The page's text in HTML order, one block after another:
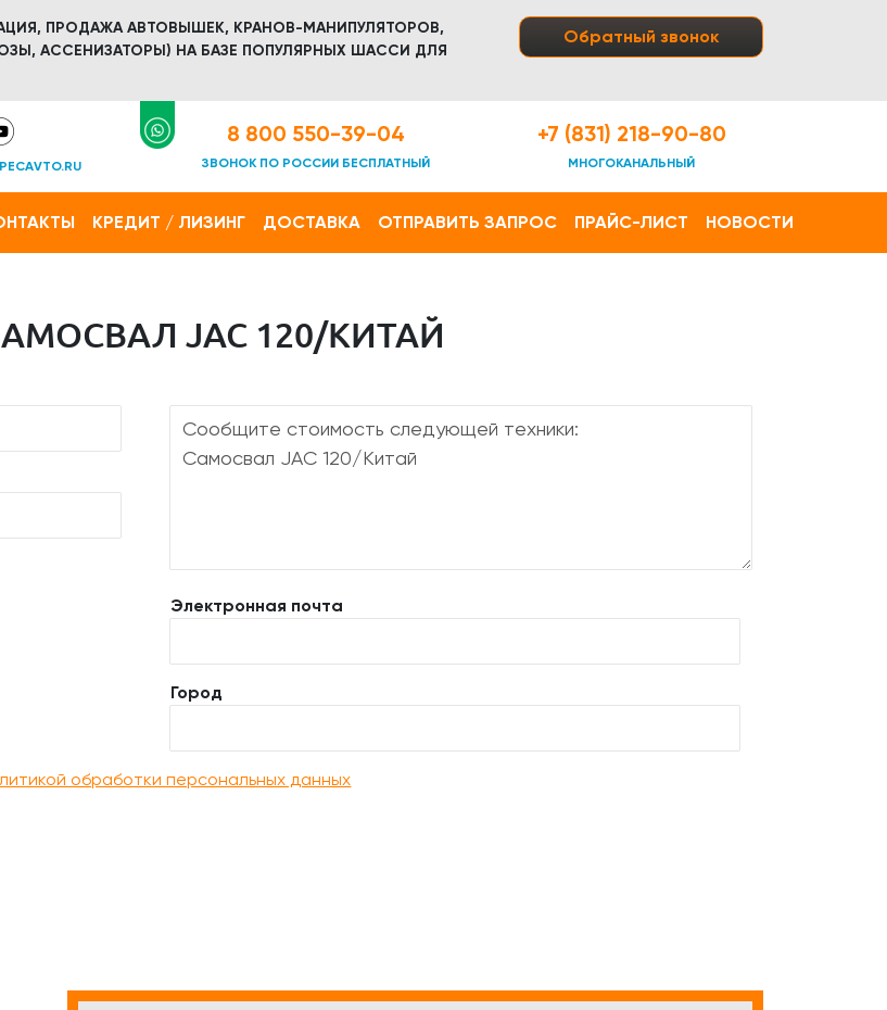
ПРОДАЖА АВТОВЫШЕК, КРАНОВ-МАНИПУЛЯТОРОВ,
АССЕНИЗАТОРЫ) НА БАЗЕ ПОПУЛЯРНЫХ ШАССИ ДЛЯ
Обратный звонок
8 800 550-39-04
ЗВОНОК ПО РОССИИ БЕСПЛАТНЫЙ
+7 (831) 218-90-80
МНОГОКАНАЛЬНЫЙ
КРЕДИТ / ЛИЗИНГ ДОСТАВКА ОТПРАВИТЬ ЗАПРОС ПРАЙС-ЛИСТ НОВОСТИ
JAC 120/КИТАЙ
Электронная почта
Город
обработки персональных данных